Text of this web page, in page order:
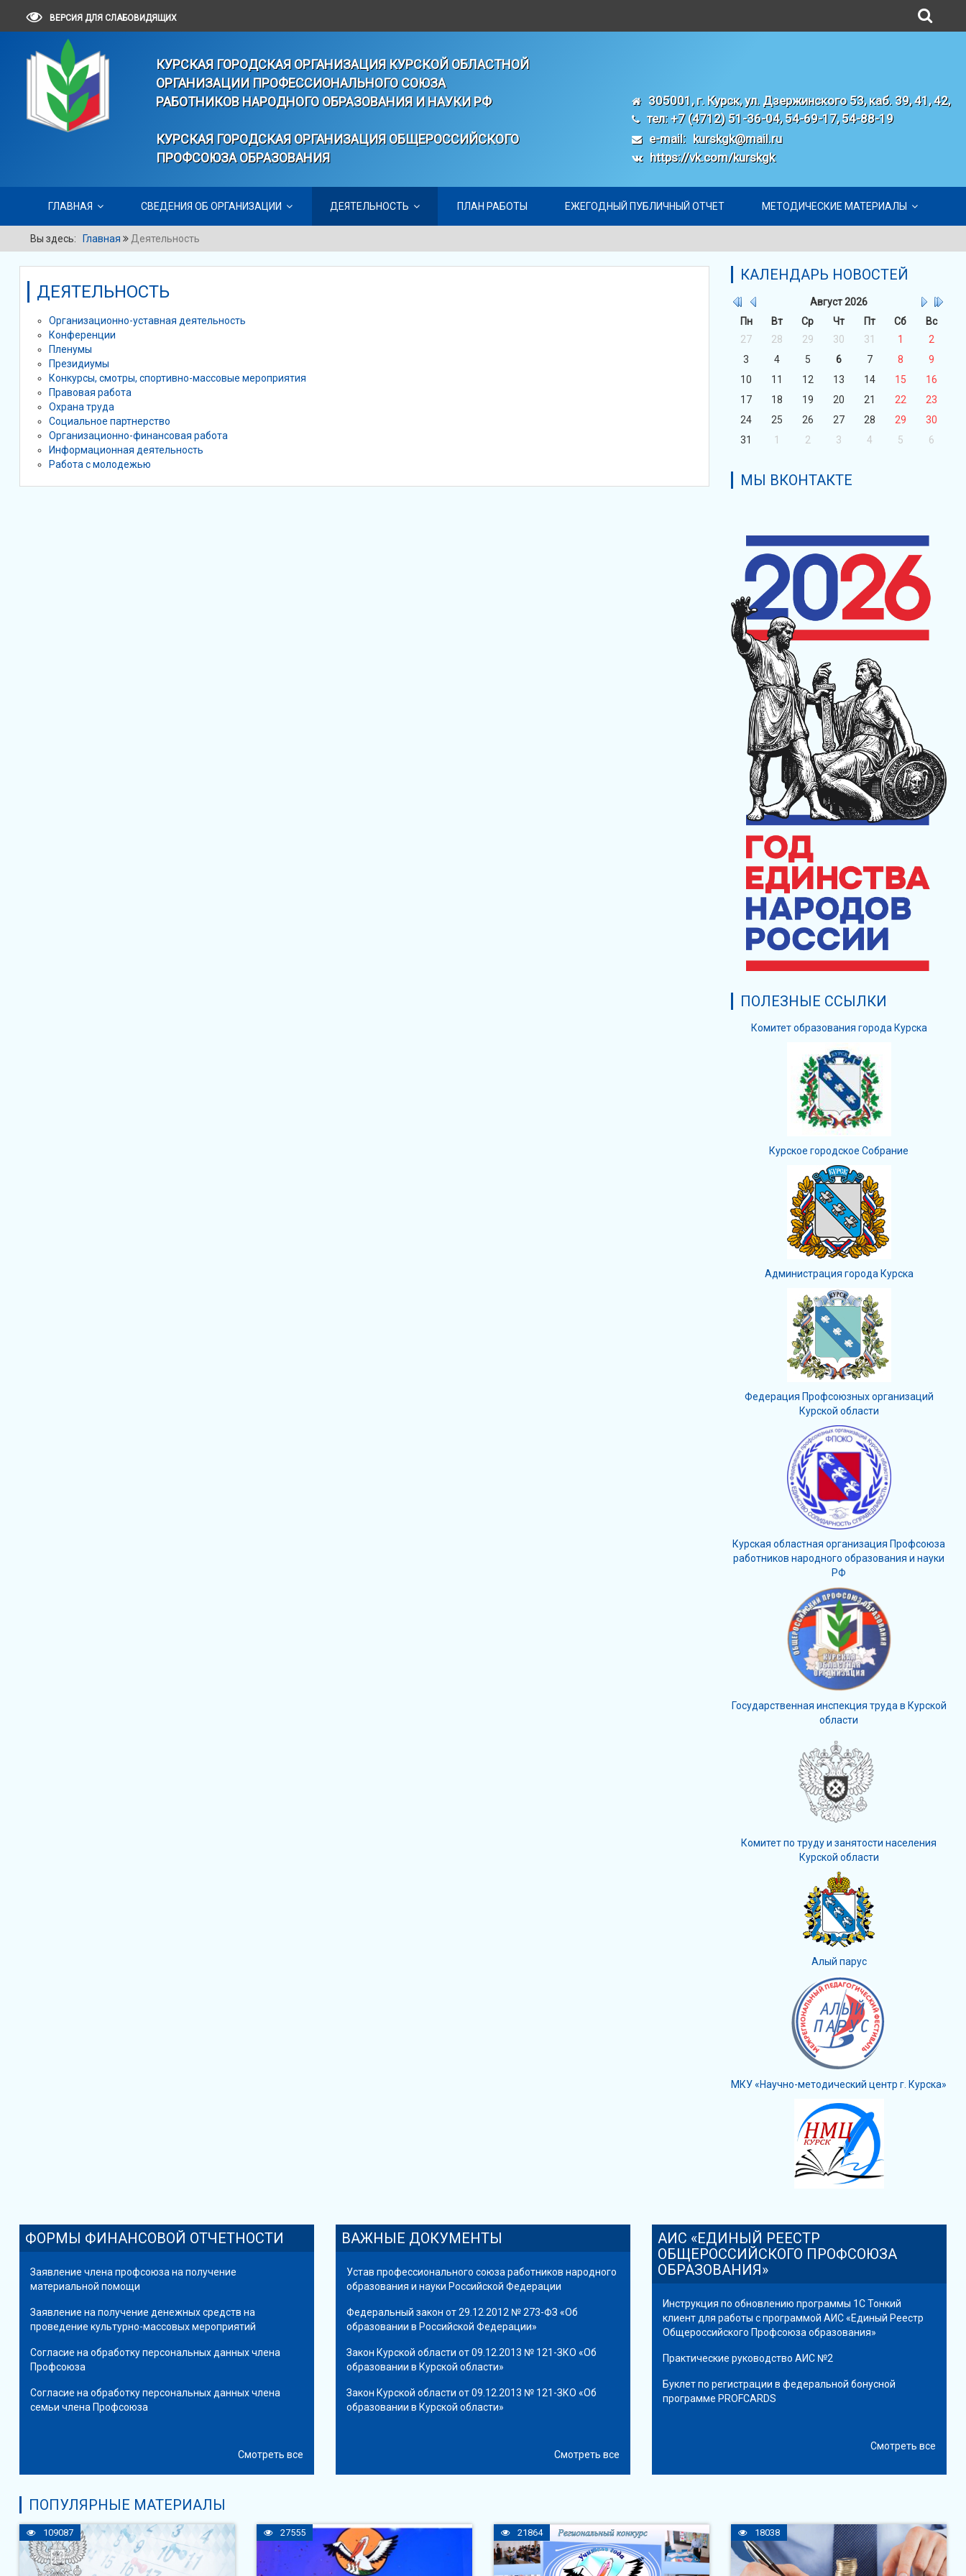
ВЕРСИЯ ДЛЯ СЛАБОВИДЯЩИХ
КУРСКАЯ ГОРОДСКАЯ ОРГАНИЗАЦИЯ КУРСКОЙ ОБЛАСТНОЙ
ОРГАНИЗАЦИИ ПРОФЕССИОНАЛЬНОГО СОЮЗА
РАБОТНИКОВ НАРОДНОГО ОБРАЗОВАНИЯ И НАУКИ РФ
КУРСКАЯ ГОРОДСКАЯ ОРГАНИЗАЦИЯ ОБЩЕРОССИЙСКОГО
ПРОФСОЮЗА ОБРАЗОВАНИЯ
305001, г. Курск, ул. Дзержинского 53, каб. 39, 41, 42,
тел: +7 (4712) 51-36-04, 54-69-17, 54-88-19
e-mail: kurskgk@mail.ru
https://vk.com/kurskgk
ГЛАВНАЯ СВЕДЕНИЯ ОБ ОРГАНИЗАЦИИ ДЕЯТЕЛЬНОСТЬ ПЛАН РАБОТЫ ЕЖЕГОДНЫЙ ПУБЛИЧНЫЙ ОТЧЕТ МЕТОДИЧЕСКИЕ МАТЕРИАЛЫ
Вы здесь: Главная Деятельность
ДЕЯТЕЛЬНОСТЬ
Организационно-уставная деятельность
Конференции
Пленумы
Президиумы
Конкурсы, смотры, спортивно-массовые мероприятия
Правовая работа
Охрана труда
Социальное партнерство
Организационно-финансовая работа
Информационная деятельность
Работа с молодежью
КАЛЕНДАРЬ НОВОСТЕЙ
Август2026
Пн
Вт Ср Чт Пт Сб
Вс
27
28 29 30 31 1
2
3
4 5 6 7 8
9
10
11 12 13 14 15
16
17
18 19 20 21 22
23
24
25 26 27 28 29
30
31
1 2 3 4 5 6
МЫ ВКОНТАКТЕ
ПОЛЕЗНЫЕ ССЫЛКИ
Комитет образования города Курска
Курское городское Собрание
Администрация города Курска
Федерация Профсоюзных организаций
Курской области
Курская областная организация Профсоюза
работников народного образования и науки
РФ
Государственная инспекция труда в Курской
области
Комитет по труду и занятости населения
Курской области
Алый парус
МКУ «Научно-методический центр г. Курска»
ФОРМЫ ФИНАНСОВОЙ ОТЧЕТНОСТИ
Заявление члена профсоюза на получение
материальной помощи
Заявление на получение денежных средств на
проведение культурно-массовых мероприятий
Согласие на обработку персональных данных члена
Профсоюза
Согласие на обработку персональных данных члена
семьи члена Профсоюза
Смотреть все
ВАЖНЫЕ ДОКУМЕНТЫ
Устав профессионального союза работников народного
образования и науки Российской Федерации
Федеральный закон от 29.12.2012 № 273-ФЗ «Об
образовании в Российской Федерации»
Закон Курской области от 09.12.2013 № 121-ЗКО «Об
образовании в Курской области»
Закон Курской области от 09.12.2013 № 121-ЗКО «Об
образовании в Курской области»
Смотреть все
АИС «ЕДИНЫЙ РЕЕСТР
ОБЩЕРОССИЙСКОГО ПРОФСОЮЗА
ОБРАЗОВАНИЯ»
Инструкция по обновлению программы 1С Тонкий
клиент для работы с программой АИС «Единый Реестр
Общероссийского Профсоюза образования»
Практические руководство АИС №2
Буклет по регистрации в федеральной бонусной
программе PROFCARDS
Смотреть все
ПОПУЛЯРНЫЕ МАТЕРИАЛЫ
109087 27555 21864 18038